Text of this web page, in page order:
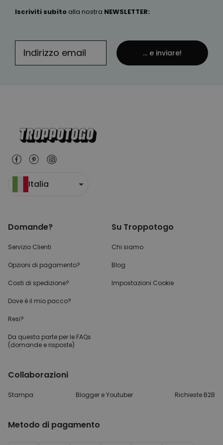
Iscriviti subito alla nostra NEWSLETTER:
... e inviare!
Italia
Domande?
Servizio Clienti
Opzioni di pagamento?
Costi di spedizione?
Dove è il mio pacco?
Resi?
Da questa parte per le FAQs
(domande e risposte)
Su Troppotogo
Chi siamo
Blog
Impostazioni Cookie
Collaborazioni
Stampa Blogger e Youtuber Richieste B2B
Metodo di pagamento